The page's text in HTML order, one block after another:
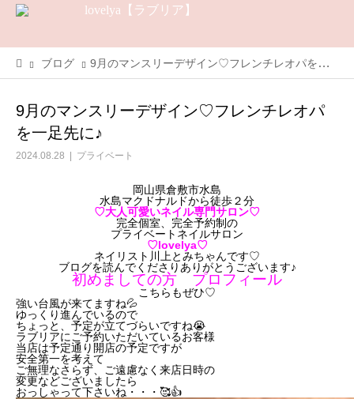
ブログ 9月のマンスリーデザイン♡フレンチレオパを一足先に♪
9月のマンスリーデザイン♡フレンチレオパ
を一足先に♪
2024.08.28 プライベート
岡山県倉敷市水島
水島マクドナルドから徒歩２分
♡大人可愛いネイル専門サロン♡
完全個室、完全予約制の
プライベートネイルサロン
♡lovelya♡
ネイリスト川上とみちゃんです♡
ブログを読んでくださりありがとうございます♪
初めましての方 プロフィール
こちらもぜひ♡
強い台風が来てますね💦
ゆっくり進んでいるので
ちょっと、予定が立てづらいですね😭
ラブリアにご予約いただいているお客様
当店は予定通り開店の予定ですが
安全第一を考えて
ご無理なさらず、ご遠慮なく来店日時の
変更などございましたら
おっしゃって下さいね・・・🥰👍